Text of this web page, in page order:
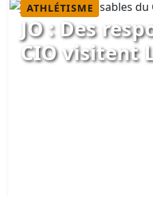
ATHLÉTISME
JO : Des
CIO visitent